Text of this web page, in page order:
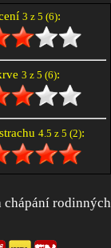
3 z 5 (6):
3 z 5 (6):
4.5 z 5 (2):
chápání rodinných